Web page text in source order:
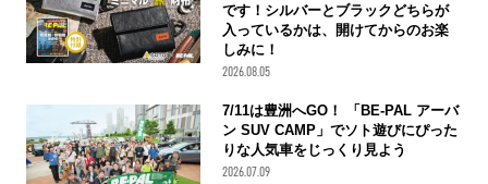
です！シルバーとブラックどちらが
入っているかは、開けてからのお楽
しみに！
2026.08.05
7/11は豊洲へGO！ 「BE-PAL アーバ
ン SUV CAMP」でソト遊びにぴった
りな人気車をじっくり見よう
2026.07.09